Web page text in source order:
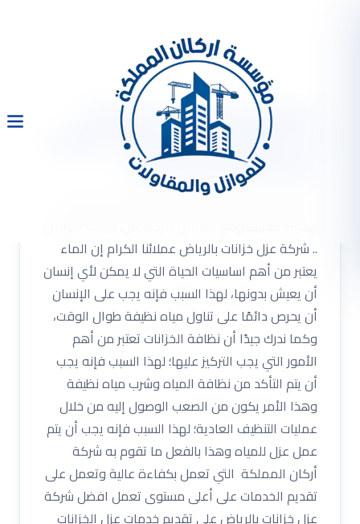
شركة عزل خزانات بالرياض
0533334179 مع أفضل المواد
العازلة ومع الضمان
.. شركة عزل خزانات بالرياض عملائنا الكرام إن الماء
يعتبر من أهم اساسيات الحياة التي لا يمكن لأي إنسان
أن يعيش بدونها، لهذا السبب فإنه يجب على الإنسان
أن يحرص دائمًا على تناول مياه نظيفة طوال الوقت،
وكما ندرك جيدًا أن نظافة الخزانات تعتبر من أهم
الأمور التي يجب التركيز عليها؛ لهذا السبب فإنه يجب
أن يتم التأكد من نظافة المياه وشرب مياه نظيفة
وهذا الأمر يكون من الصعب الوصول إليه من خلال
عمليات التنظيف العادية؛ لهذا السبب فإنه يجب أن يتم
عمل عزل للمياه وهذا بالفعل ما تقوم به شركة
أركان المملكة التي تعمل بكفاءة عالية وتعمل على
تقديم الخدمات على أعلى مستوى تعمل افضل شركة
عزل خزانات بالرياض على تقديم خدمات عزل الخزانات